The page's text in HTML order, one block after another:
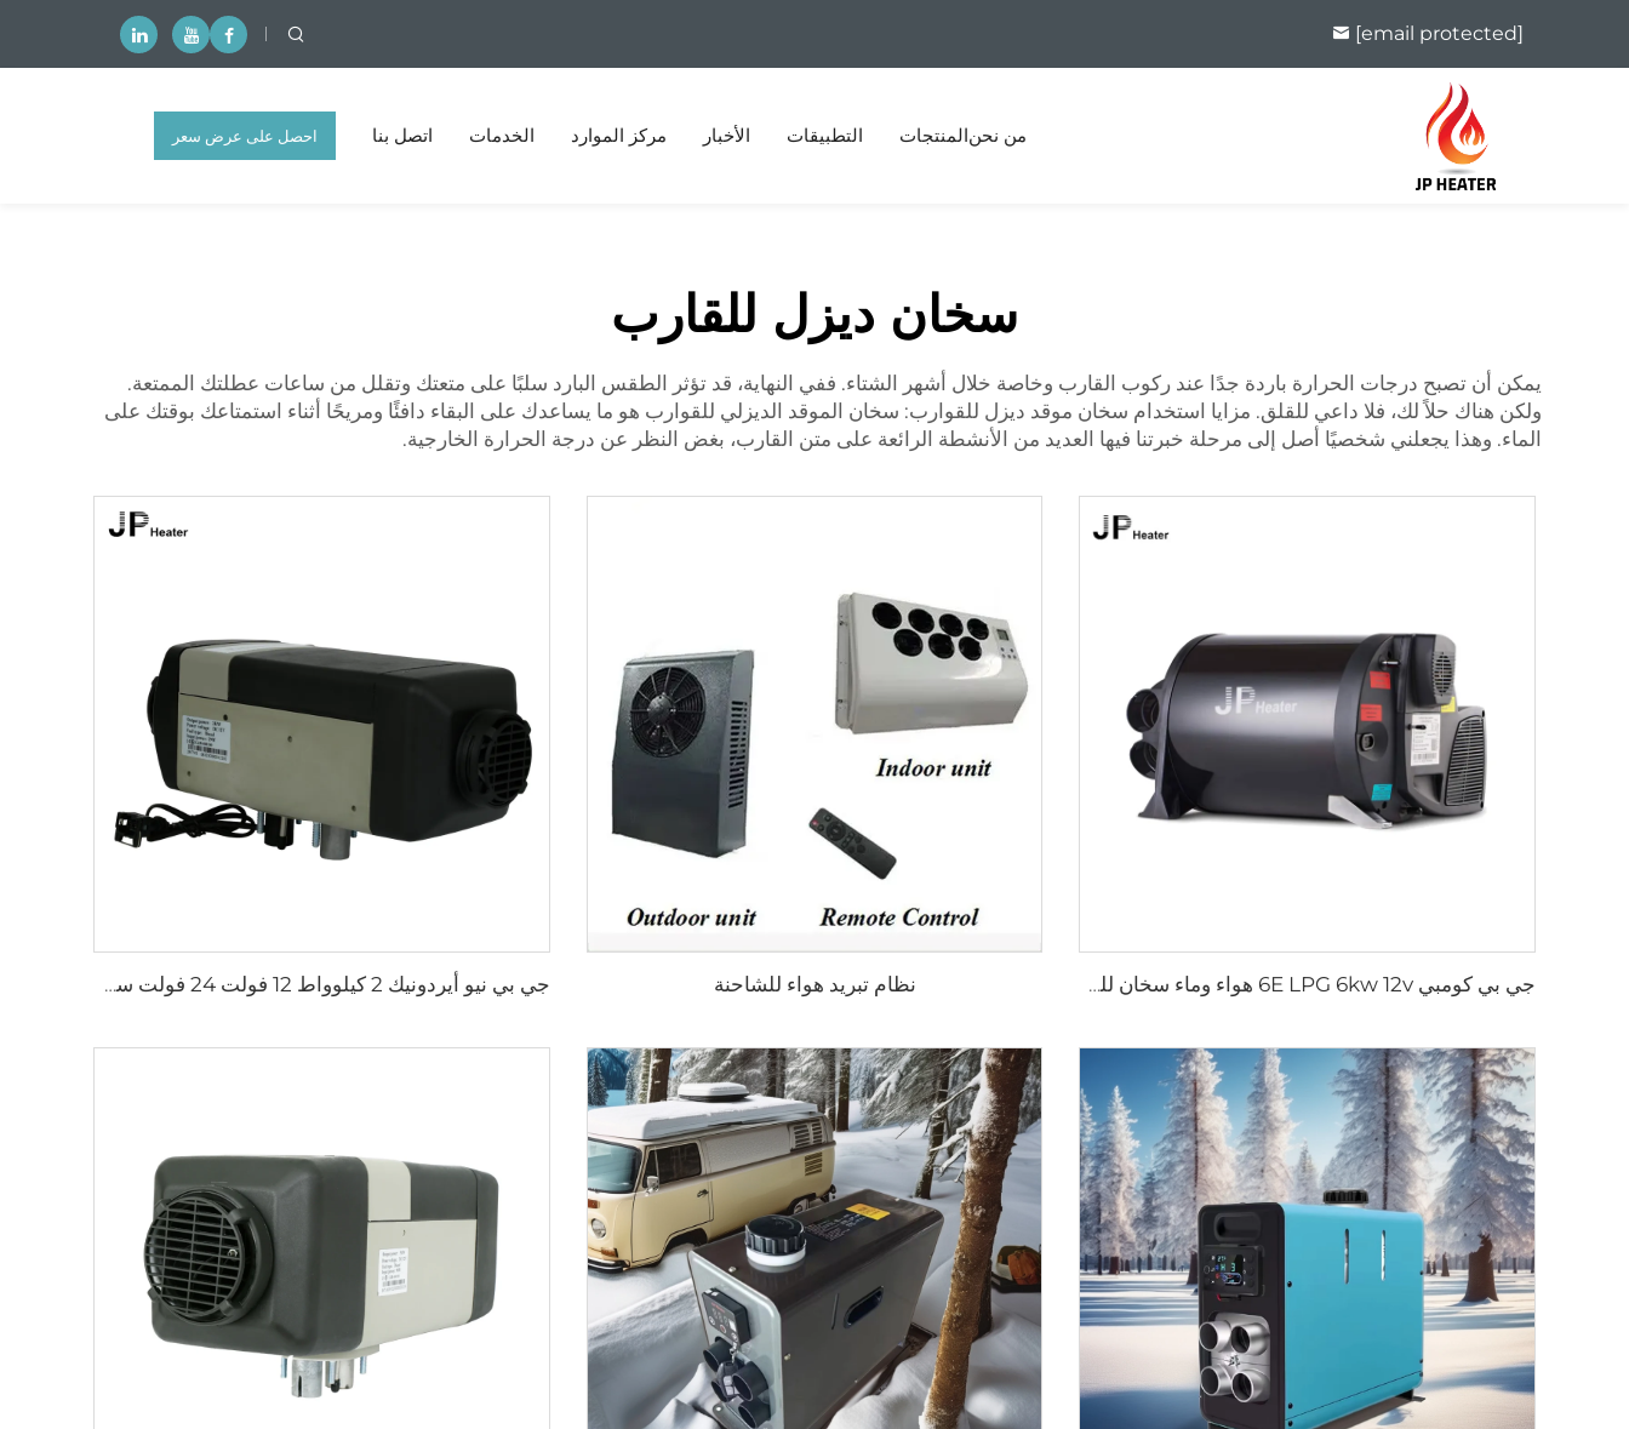
[email protected]
من نحنالمنتجات التطبيقات الأخبار مركز الموارد الخدمات اتصل بنا احصل على عرض سعر
سخان ديزل للقارب
يمكن أن تصبح درجات الحرارة باردة جدًا عند ركوب القارب وخاصة خلال أشهر الشتاء. ففي النهاية، قد تؤثر الطقس البارد سلبًا على متعتك وتقلل من ساعات عطلتك الممتعة.
ولكن هناك حلاً لك، فلا داعي للقلق. مزايا استخدام سخان موقد ديزل للقوارب: سخان الموقد الديزلي للقوارب هو ما يساعدك على البقاء دافئًا ومريحًا أثناء استمتاعك بوقتك على
الماء. وهذا يجعلني شخصيًا أصل إلى مرحلة خبرتنا فيها العديد من الأنشطة الرائعة على متن القارب، بغض النظر عن درجة الحرارة الخارجية.
جي بي كومبي 6E LPG 6kw 12v هواء وماء سخان للسيارة الركاب، المقطورة مشابهة لتروما نظام تبريد هواء للشاحنة جي بي نيو أيردونيك 2 كيلوواط 12 فولت 24 فولت سخان وقوف للطائرات كامبير RV قوافل شاحنات شاحنات شاحنات مشابهة لويباستو